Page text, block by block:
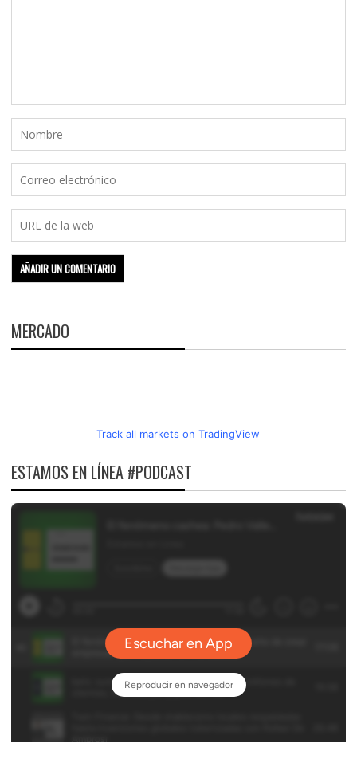
MERCADO
Track all markets on TradingView
ESTAMOS EN LÍNEA #PODCAST